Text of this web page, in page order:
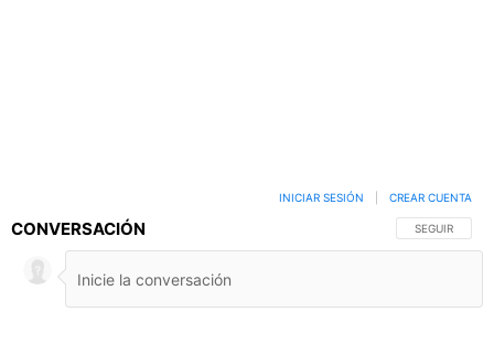
CONVERSACIÓN SIGA ESTA
SEGUIR
INICIAR SESIÓN CREAR CUENTA